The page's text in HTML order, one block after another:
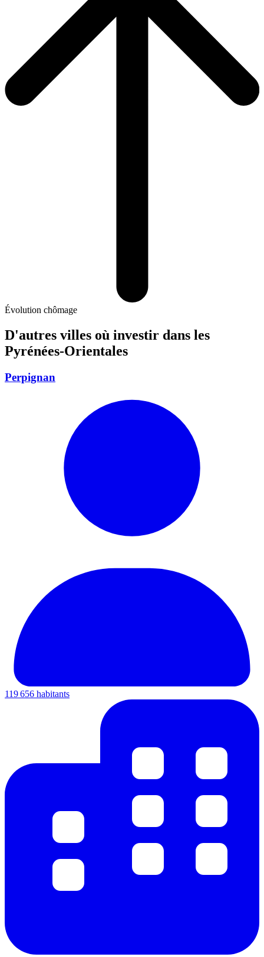
Évolution chômage
D'autres villes où investir dans les
Pyrénées-Orientales
Perpignan
119 656 habitants